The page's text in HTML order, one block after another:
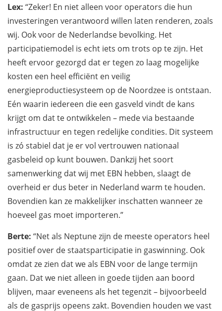
Lex: “Zeker! En niet alleen voor operators die hun
investeringen verantwoord willen laten renderen, zoals
wij. Ook voor de Nederlandse bevolking. Het
participatiemodel is echt iets om trots op te zijn. Het
heeft ervoor gezorgd dat er tegen zo laag mogelijke
kosten een heel efficiënt en veilig
energieproductiesysteem op de Noordzee is ontstaan.
Eén waarin iedereen die een gasveld vindt de kans
krijgt om dat te ontwikkelen – mede via bestaande
infrastructuur en tegen redelijke condities. Dit systeem
is zó stabiel dat je er vol vertrouwen nationaal
gasbeleid op kunt bouwen. Dankzij het soort
samenwerking dat wij met EBN hebben, slaagt de
overheid er dus beter in Nederland warm te houden.
Bovendien kan ze makkelijker inschatten wanneer ze
hoeveel gas moet importeren.”
Berte: “Net als Neptune zijn de meeste operators heel
positief over de staatsparticipatie in gaswinning. Ook
omdat ze zien dat we als EBN voor de lange termijn
gaan. Dat we niet alleen in goede tijden aan boord
blijven, maar eveneens als het tegenzit – bijvoorbeeld
als de gasprijs opeens zakt. Bovendien houden we vast